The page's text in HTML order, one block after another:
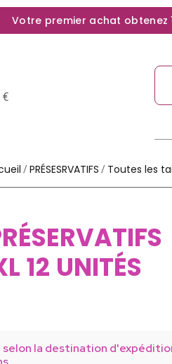
Votre premier achat obtenez
€
/PRÉSESRVATIFS / Toutes les
12 UNITÉS
la destination